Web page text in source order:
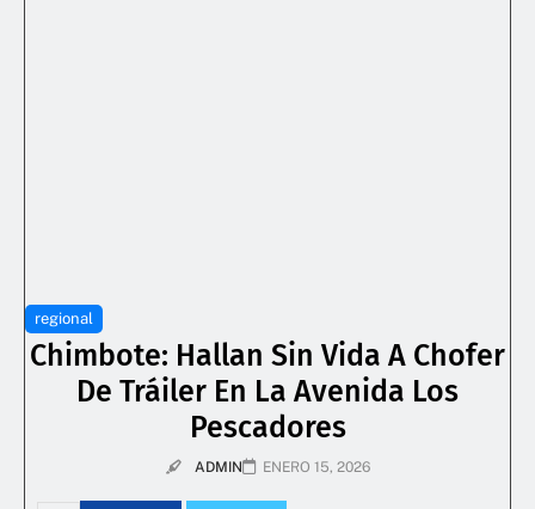
regional
Chimbote: Hallan Sin Vida A Chofer
De Tráiler En La Avenida Los
Pescadores
ADMIN ENERO 15, 2026